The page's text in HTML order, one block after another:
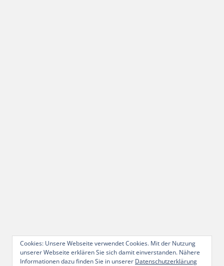
Cookies: Unsere Webseite verwendet Cookies. Mit der Nutzung
unserer Webseite erklären Sie sich damit einverstanden. Nähere
Informationen dazu finden Sie in unserer Datenschutzerklärung